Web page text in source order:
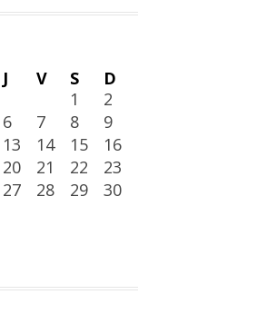
J V S
D
1
2
6 7 8
9
13 14 15
16
20 21 22
23
27 28 29
30